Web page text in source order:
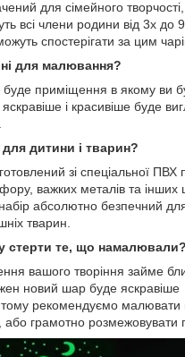
для сімейного
всі члени родини від 3х до
спостерігати за цим
для малювання?
приміщення в якому ви
і красивіше буде
дитини і тварин?
зі спеціальної ПВХ
важких металів та інших
абсолютно безпечний
тварин.
стерти те, що намалювали?
вашого творіння займе
новий шар буде яскравіше
рекомендуємо малювати
або грамотно розмежовувати